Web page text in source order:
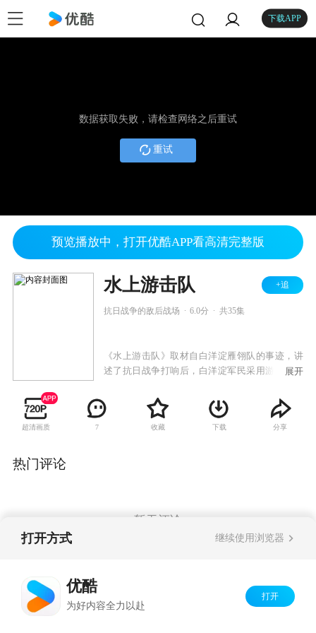
下载APP
数据获取失败，请检查网络之后重试
重试
预览播放中，打开优酷APP看高清完整版
水上游击队 +追
抗日战争的敌后战场 6.0分 共35集
《水上游击队》取材自白洋淀雁翎队的事迹，讲
述了抗日战争打响后，白洋淀军民采用游击战抗
展开
超清画质 7 收藏 下载 分享
热门评论
暂无评论
打开方式 继续使用浏览器
优酷
为好内容全力以赴
打开